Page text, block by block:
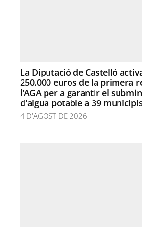
La Diputació de Castelló
250.000 euros de la primera
l’AGA per a garantir el
d'aigua potable a 39 municipis
4 D'AGOST DE 2026